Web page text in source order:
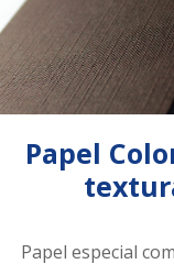
Papel
Papel especial